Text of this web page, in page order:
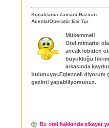
Konaklama Zamanı:Haziran
Acenta/Operatör:Ets Tur
Mükemmel!
Otel mimarisi
ancak lobiden
büyüklüğü
arkasında
bulunuyor.Eglenceli diyorum
gezinti yapabiliyorsunuz.
Bu otel hakkında şikayet